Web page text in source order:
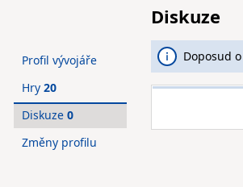
Diskuze
Doposud
Profil vývojáře
Hry 20
Diskuze 0
Změny profilu